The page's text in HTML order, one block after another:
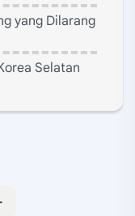
yang Dilarang
Selatan